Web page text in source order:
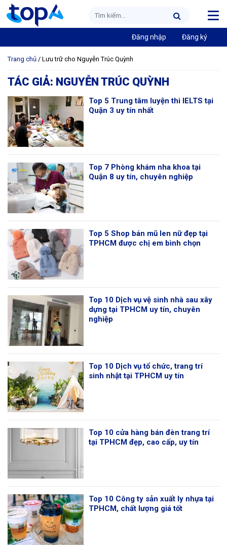
Đăng nhập Đăng ký
Trang chủ / Lưu trữ cho Nguyễn Trúc Quỳnh
TÁC GIẢ: NGUYỄN TRÚC QUỲNH
Top 5 Trung tâm luyện thi IELTS tại
Quận 3 uy tín nhất
Top 7 Phòng khám nha khoa tại
Quận 8 uy tín, chuyên nghiệp
Top 5 Shop bán mũ len nữ đẹp tại
TPHCM được chị em bình chọn
Top 10 Dịch vụ vệ sinh nhà sau xây
dựng tại TPHCM uy tín, chuyên
nghiệp
Top 10 Dịch vụ tổ chức, trang trí
sinh nhật tại TPHCM uy tín
Top 10 cửa hàng bán đèn trang trí
tại TPHCM đẹp, cao cấp, uy tín
Top 10 Công ty sản xuất ly nhựa tại
TPHCM, chất lượng giá tốt